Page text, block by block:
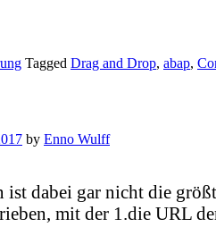
Tagged Drag and Drop, abap,
by Enno Wulff
ist dabei gar nicht die
mit der 1.die URL